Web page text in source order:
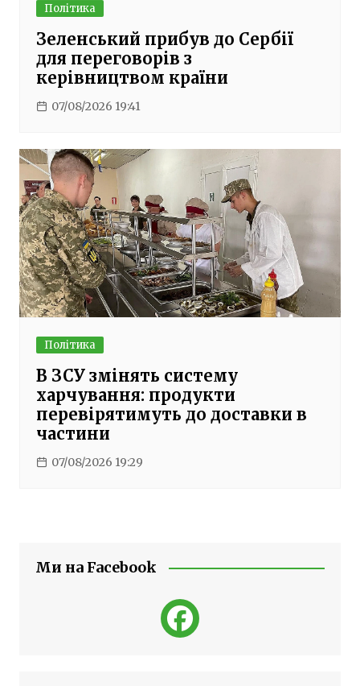
Політика
Зеленський прибув до Сербії
для переговорів з
керівництвом країни
07/08/2026 19:41
Політика
В ЗСУ змінять систему
харчування: продукти
перевірятимуть до доставки в
частини
07/08/2026 19:29
Ми на Facebook